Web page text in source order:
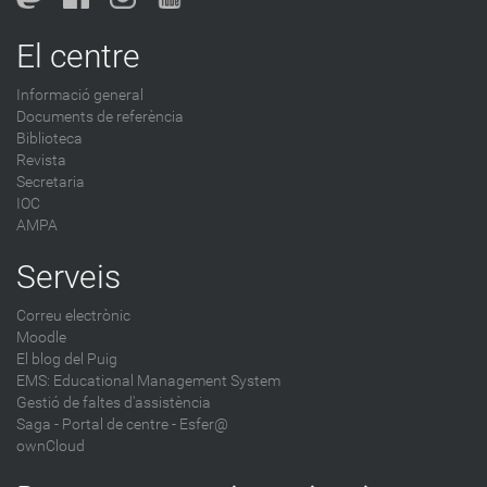
El centre
Informació general
Documents de referència
Biblioteca
Revista
Secretaria
IOC
AMPA
Serveis
Correu electrònic
Moodle
El blog del Puig
EMS: Educational Management System
Gestió de faltes d'assistència
Saga - Portal de centre - Esfer@
ownCloud